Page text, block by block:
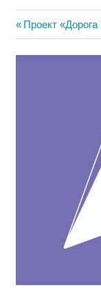
по
Предыдущая
запись:
Проект «Дорога